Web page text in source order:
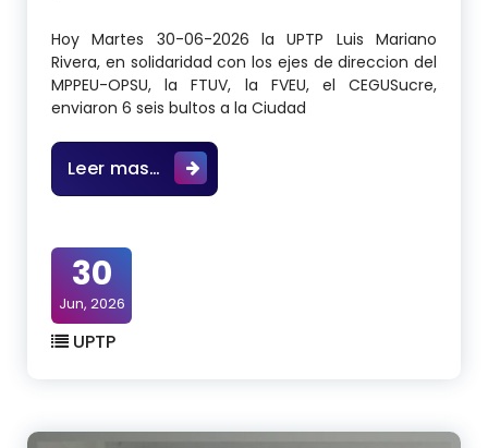
Hoy Martes 30-06-2026 la UPTP Luis Mariano
Rivera, en solidaridad con los ejes de direccion del
MPPEU-OPSU, la FTUV, la FVEU, el CEGUSucre,
enviaron 6 seis bultos a la Ciudad
Leer mas… Hoy Martes 30-06-2026 la UPTP
30
Jun, 2026
UPTP